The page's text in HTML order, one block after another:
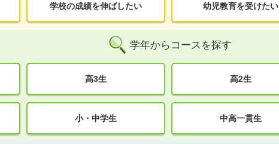
学校の成績を伸ばしたい 幼児教育を受けたい
学年からコースを探す
高3生 高2生
小・中学生 中高一貫生